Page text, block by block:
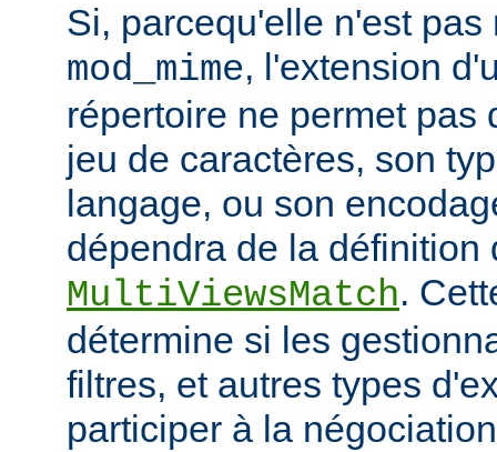
Si, parcequ'elle n'est pas
mod_mime, l'extension
répertoire ne permet pas
jeu de caractères, son
langage, ou son
dépendra de la définition
MultiViewsMatch.
détermine si les
filtres, et autres types
participer à la